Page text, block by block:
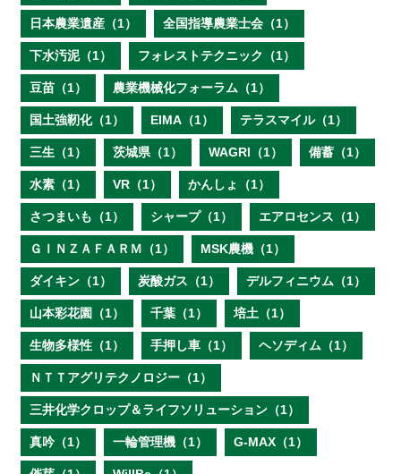
日本農業遺産（1） 全国指導農業士会（1）
下水汚泥（1） フォレストテクニック（1）
豆苗（1） 農業機械化フォーラム（1）
国土強靭化（1） EIMA（1） テラスマイル（1）
三生（1） 茨城県（1） WAGRI（1） 備蓄（1）
水素（1） VR（1） かんしょ（1）
さつまいも（1） シャープ（1） エアロセンス（1）
ＧＩＮＺＡＦＡＲＭ（1） MSK農機（1）
ダイキン（1） 炭酸ガス（1） デルフィニウム（1）
山本彩花園（1） 千葉（1） 培土（1）
生物多様性（1） 手押し車（1） ヘソディム（1）
ＮＴＴアグリテクノロジー（1）
三井化学クロップ＆ライフソリューション（1）
真吟（1） 一輪管理機（1） G-MAX（1）